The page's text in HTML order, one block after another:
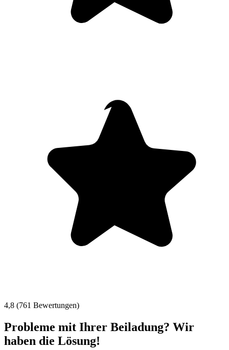
4,8 (761 Bewertungen)
Probleme mit Ihrer Beiladung? Wir
haben die Lösung!